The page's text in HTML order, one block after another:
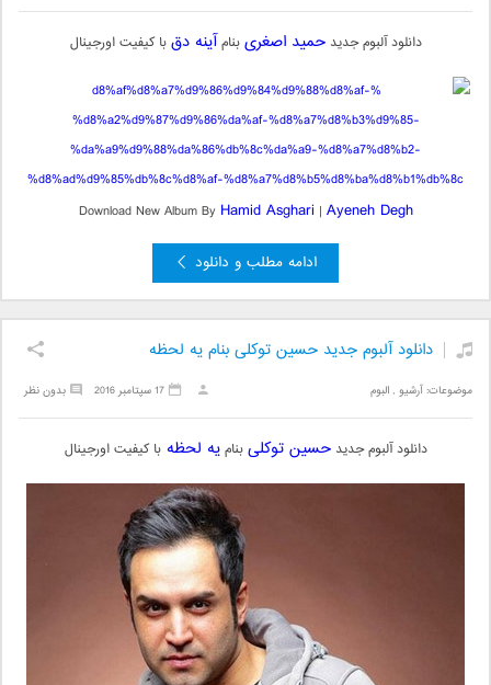
دانلود آلبوم جدیدحمید اصغریبنام آینه دقبا کیفیت اورجینال
Download New Album By Hamid Asghari | Ayeneh Degh
ادامه مطلب و دانلود
دانلود آلبوم جدید حسین توکلی بنام یه لحظه
موضوعات:آرشیو ,البوم بدون نظر 17 سپتامبر 2016
دانلود آلبوم جدیدحسین توکلیبنامیه لحظهبا کیفیت اورجینال